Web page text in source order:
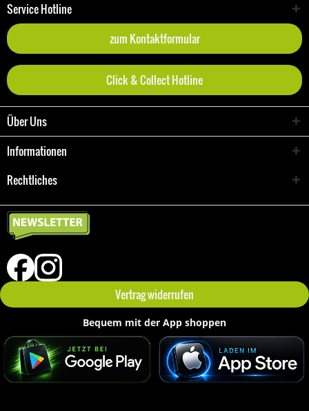
Service Hotline
zum Kontaktformular
Click & Collect Hotline
Über Uns
Informationen
Rechtliches
Vertrag widerrufen
Bequem mit der App shoppen